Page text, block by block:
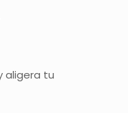
aligera tu